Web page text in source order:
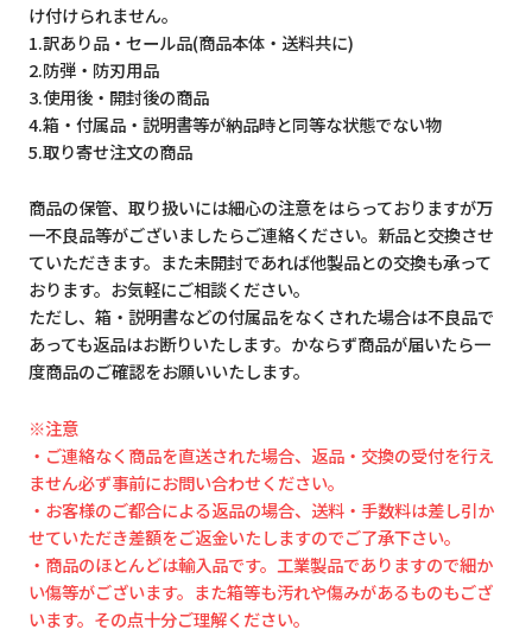
け付けられません。
1.訳あり品・セール品(商品本体・送料共に)
2.防弾・防刃用品
3.使用後・開封後の商品
4.箱・付属品・説明書等が納品時と同等な状態でない物
5.取り寄せ注文の商品
商品の保管、取り扱いには細心の注意をはらっておりますが万
一不良品等がございましたらご連絡ください。新品と交換させ
ていただきます。また未開封であれば他製品との交換も承って
おります。お気軽にご相談ください。
ただし、箱・説明書などの付属品をなくされた場合は不良品で
あっても返品はお断りいたします。かならず商品が届いたら一
度商品のご確認をお願いいたします。
※注意
・ご連絡なく商品を直送された場合、返品・交換の受付を行え
ません必ず事前にお問い合わせください。
・お客様のご都合による返品の場合、送料・手数料は差し引か
せていただき差額をご返金いたしますのでご了承下さい。
・商品のほとんどは輸入品です。工業製品でありますので細か
い傷等がございます。また箱等も汚れや傷みがあるものもござ
います。その点十分ご理解ください。